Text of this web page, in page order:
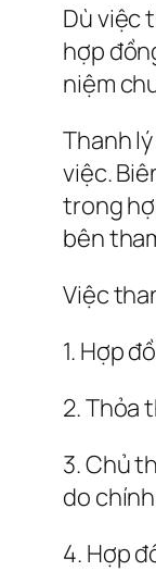
Dù việc
hợp
niệm
Thanh
việc.
trong
bên
Việc
1. Hợp
2. Thỏa
3. Chủ
do
4. Hợp